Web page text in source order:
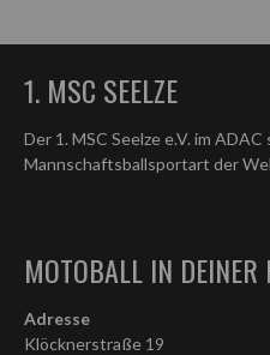
1. MSC SEELZE
Der 1. MSC Seelze e.V. im
Mannschaftsballsportart der
MOTOBALL IN DEINER
Adresse
Klöcknerstraße 19